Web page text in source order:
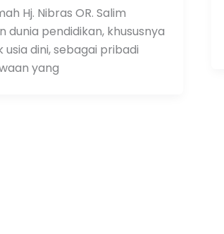
Hj. Nibras OR. Salim
dunia pendidikan, khususnya
usia dini, sebagai pribadi
yang